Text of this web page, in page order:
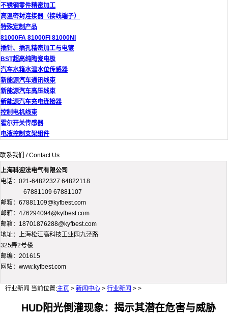
不锈钢零件精密加工
高温密封连接器（接线端子）
特殊定制产品
81000FA 81000FI 81000NI
插针、插孔精密加工与电镀
BST超高纯陶瓷电极
汽车水箱水温水位传感器
新能源汽车通讯线束
新能源汽车高压线束
新能源汽车充电连接器
控制电机线束
霍尔开关传感器
电液控制支架组件
联系我们 / Contact Us
上海科迎法电气有限公司
电话：021-64822327 64822118
67881109 67881107
邮箱：67881109@kyfbest.com
邮箱：476294094@kyfbest.com
邮箱：18701876288@kyfbest.com
地址：上海松江高科技工业园九泾路
325弄2号楼
邮编：201615
网站：www.kyfbest.com
行业新闻 当前位置:主页 > 新闻中心 > 行业新闻 > >
HUD阳光倒灌现象：揭示其潜在危害与威胁